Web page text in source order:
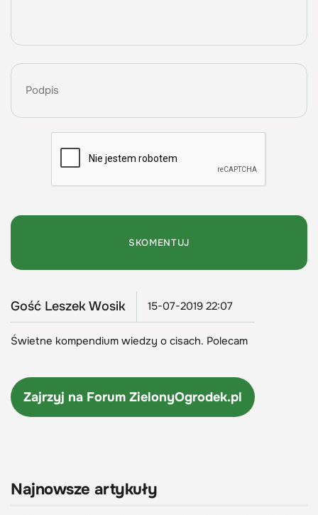
Gość Leszek Wosik 15-07-2019 22:07
Świetne kompendium wiedzy o cisach. Polecam
Zajrzyj na Forum ZielonyOgrodek.pl
Najnowsze artykuły